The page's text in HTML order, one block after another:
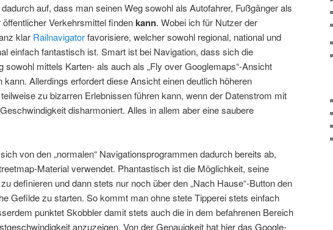
auf, dass man seinen Weg sowohl als Autofahrer, Fußgänger als
Verkehrsmittel findenkann. Wobei ich für Nutzer der
klar Railnavigatorfavorisiere, welcher sowohl regional, national und
einfach fantastisch ist. Smart ist bei Navigation, dass sich die
sowohl mittels Karten- als auch als „Fly over Googlemaps“-Ansicht
kann. Allerdings erfordert diese Ansicht einen deutlich höheren
zu bizarren Erlebnissen führen kann, wenn der Datenstrom mit
disharmoniert. Alles in allem aber eine saubere
von den „normalen“ Navigationsprogrammen dadurch bereits ab,
Material verwendet. Phantastisch ist die Möglichkeit, seine
definieren und dann stets nur noch über den „Nach Hause“-Button den
Gefilde zu starten. So kommt man ohne stete Tipperei stets einfach
punktet Skobbler damit stets auch die in dem befahrenen Bereich
anzuzeigen. Von der Genauigkeit hat hier das Google-